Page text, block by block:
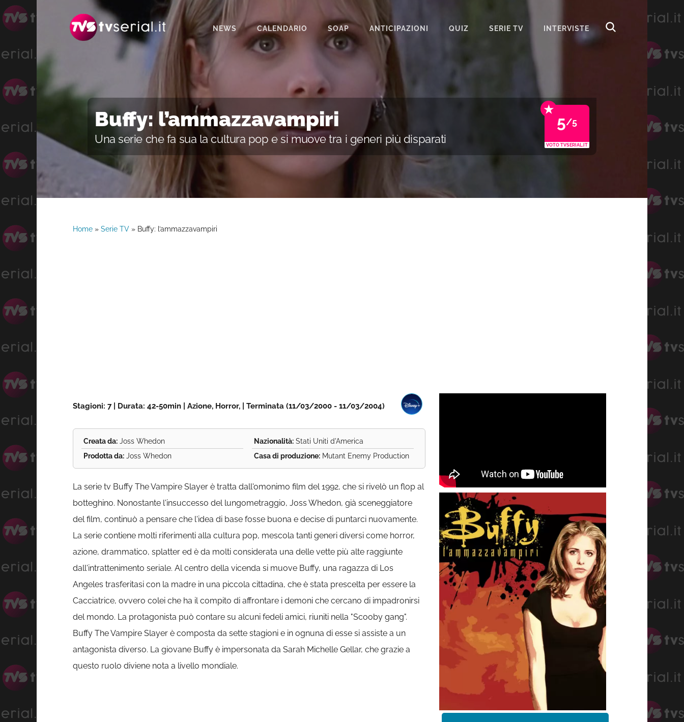
navigazione
contenuto
NEWS CALENDARIO SOAP
IL PARADISO DELLE SIGNORE
LA PROMESSA
SEGRETI DI FAMIGLIA
TEMPESTA D’AMORE
UN POSTO AL SOLE
ANTICIPAZIONI QUIZ SERIE TV INTERVISTE
Buffy: l’ammazzavampiri
Una serie che fa sua la cultura pop e si muove tra i generi più disparati
★
5/5
VOTO TVSERIAL.IT
Home» Serie TV» Buffy: l’ammazzavampiri
Stagioni: 7 | Durata: 42-50min | Azione, Horror, | Terminata (11/03/2000 - 11/03/2004)
Creata da:Joss Whedon
Prodotta da:Joss Whedon
Nazionalità:Stati Uniti d'America
Casa di produzione:Mutant Enemy Production
La serie tv Buffy The Vampire Slayer è tratta dall'omonimo film del 1992, che si rivelò un flop al
botteghino. Nonostante l'insuccesso del lungometraggio, Joss Whedon, già sceneggiatore
del film, continuò a pensare che l'idea di base fosse buona e decise di puntarci nuovamente.
La serie contiene molti riferimenti alla cultura pop, mescola tanti generi diversi come horror,
azione, drammatico, splatter ed è da molti considerata una delle vette più alte raggiunte
dall'intrattenimento seriale. Al centro della vicenda si muove Buffy, una ragazza di Los
Angeles trasferitasi con la madre in una piccola cittadina, che è stata prescelta per essere la
Cacciatrice, ovvero colei che ha il compito di affrontare i demoni che cercano di impadronirsi
del mondo. La protagonista può contare su alcuni fedeli amici, riuniti nella "Scooby gang".
Buffy The Vampire Slayer è composta da sette stagioni e in ognuna di esse si assiste a un
antagonista diverso. La giovane Buffy è impersonata da Sarah Michelle Gellar, che grazie a
questo ruolo diviene nota a livello mondiale.